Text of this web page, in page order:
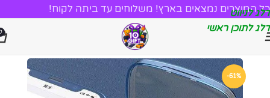
דלג לניווט
דלג לתוכן ראשי
כל המוצרים נמצאים בארץ! משלוחים עד ביתה לקוח!
-61%